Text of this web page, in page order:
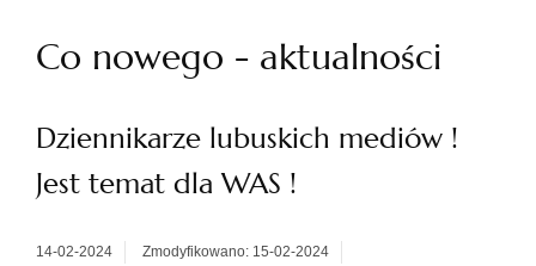
Co nowego - aktualności
Dziennikarze lubuskich mediów !
Jest temat dla WAS !
14-02-2024 Zmodyfikowano: 15-02-2024